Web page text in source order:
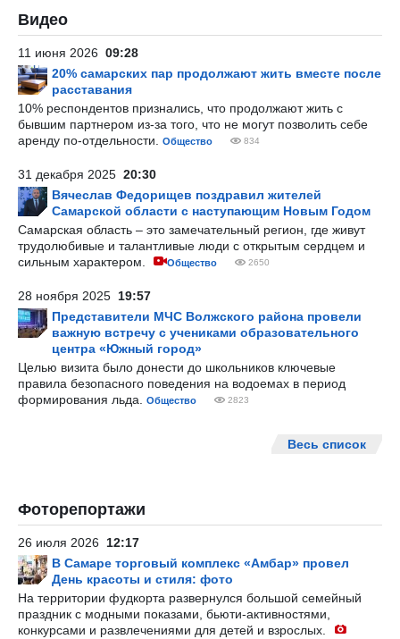
Видео
11 июня 2026 09:28
20% самарских пар продолжают жить вместе после
расставания
10% респондентов признались, что продолжают жить с
бывшим партнером из-за того, что не могут позволить себе
аренду по-отдельности.
Общество 834
31 декабря 2025 20:30
Вячеслав Федорищев поздравил жителей
Самарской области с наступающим Новым Годом
Самарская область – это замечательный регион, где живут
трудолюбивые и талантливые люди с открытым сердцем и
сильным характером.
Общество 2650
28 ноября 2025 19:57
Представители МЧС Волжского района провели
важную встречу с учениками образовательного
центра «Южный город»
Целью визита было донести до школьников ключевые
правила безопасного поведения на водоемах в период
формирования льда.
Общество 2823
Весь список
Фоторепортажи
26 июля 2026 12:17
В Самаре торговый комплекс «Амбар» провел
День красоты и стиля: фото
На территории фудкорта развернулся большой семейный
праздник с модными показами, бьюти-активностями,
конкурсами и развлечениями для детей и взрослых.